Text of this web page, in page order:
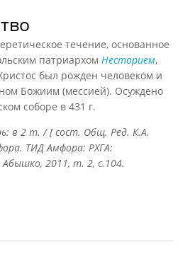
течение, основанное
патриархом Несторием,
был рожден человеком и
Божиим (мессией). Осуждено
соборе в 431 г.
в 2 т. / [ сост. Общ. Ред. К.А.
ТИД Амфора: РХГА:
2011, т. 2, с.104.